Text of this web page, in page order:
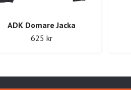
ADK Domare Jacka
625 kr